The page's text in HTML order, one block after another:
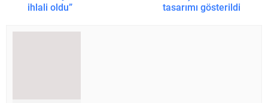
ihlali oldu”
tasarımı gösterildi